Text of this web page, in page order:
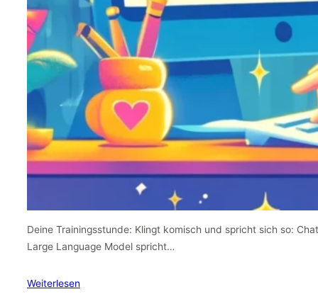
Deine Trainingsstunde: Klingt komisch und spricht sich so:
Large Language Model spricht…
Weiterlesen